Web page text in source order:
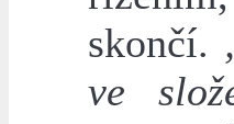
skončí.
ve